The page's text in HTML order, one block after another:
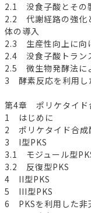
2.1 没食子酸とその
2.2 代謝経路の強
体の導入
2.3 生産性向上に向
2.4 没食子酸トラン
2.5 微生物発酵法に
3 酵素反応を利用し
第4章 ポリケタイド
1 はじめに
2 ポリケタイド合成
3 I型PKS
3.1 モジュール型
3.2 反復型PKS
4 II型PKS
5 III型PKS
6 PKSを利用した非